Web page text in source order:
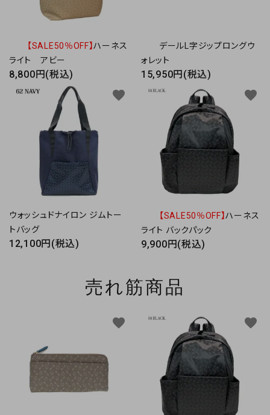
【SALE50％OFF】ハーネス
ライト アビー
8,800円(税込)
デールL字ジップロングウ
ォレット
15,950円(税込)
ウォッシュドナイロン ジムトー
トバッグ
12,100円(税込)
favorite
【SALE50％OFF】ハーネス
ライト バックパック
9,900円(税込)
favorite
売れ筋商品
favorite favorite